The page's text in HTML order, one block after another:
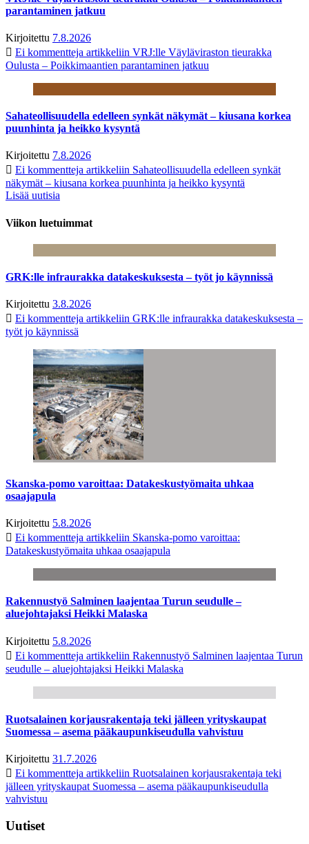
parantaminen jatkuu
Kirjoitettu 7.8.2026
Ei kommentteja artikkeliin VRJ:lle Väyläviraston tieurakka
Oulusta – Poikkimaantien parantaminen jatkuu
Sahateollisuudella edelleen synkät näkymät – kiusana korkea
puunhinta ja heikko kysyntä
Kirjoitettu 7.8.2026
Ei kommentteja artikkeliin Sahateollisuudella edelleen synkät
näkymät – kiusana korkea puunhinta ja heikko kysyntä
Lisää uutisia
Viikon luetuimmat
GRK:lle infraurakka datakeskuksesta – työt jo käynnissä
Kirjoitettu 3.8.2026
Ei kommentteja artikkeliin GRK:lle infraurakka datakeskuksesta –
työt jo käynnissä
Skanska-pomo varoittaa: Datakeskustyömaita uhkaa
osaajapula
Kirjoitettu 5.8.2026
Ei kommentteja artikkeliin Skanska-pomo varoittaa:
Datakeskustyömaita uhkaa osaajapula
Rakennustyö Salminen laajentaa Turun seudulle –
aluejohtajaksi Heikki Malaska
Kirjoitettu 5.8.2026
Ei kommentteja artikkeliin Rakennustyö Salminen laajentaa Turun
seudulle – aluejohtajaksi Heikki Malaska
Ruotsalainen korjausrakentaja teki jälleen yrityskaupat
Suomessa – asema pääkaupunkiseudulla vahvistuu
Kirjoitettu 31.7.2026
Ei kommentteja artikkeliin Ruotsalainen korjausrakentaja teki
jälleen yrityskaupat Suomessa – asema pääkaupunkiseudulla
vahvistuu
Uutiset